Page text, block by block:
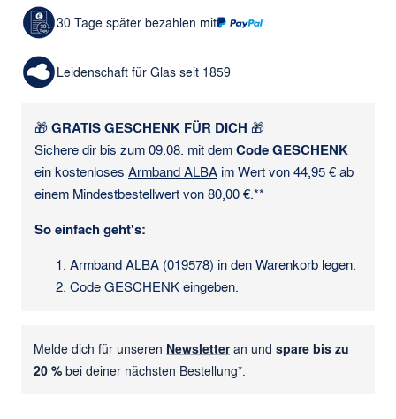
30 Tage später bezahlen mit
Leidenschaft für Glas seit 1859
🎁 GRATIS GESCHENK FÜR DICH 🎁
Sichere dir bis zum 09.08. mit demCode GESCHENK
ein kostenloses Armband ALBA im Wert von 44,95 € ab
einem Mindestbestellwert von 80,00 €.**
So einfach geht's:
Armband ALBA (019578) in den Warenkorb legen.
Code GESCHENK eingeben.
Melde dich für unseren Newsletter an und spare bis zu
20 % bei deiner nächsten Bestellung*.